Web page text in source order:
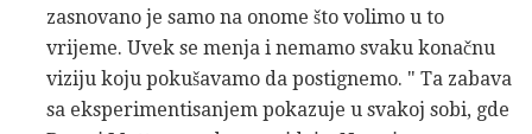
zasnovano je samo na onome što volimo u to
vrijeme. Uvek se menja i nemamo svaku konačnu
viziju koju pokušavamo da postignemo. " Ta zabava
sa eksperimentisanjem pokazuje u svakoj sobi, gde